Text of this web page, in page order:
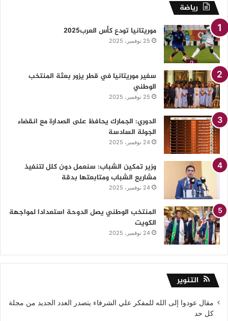
رياضة
موريتانيا تودع كأس العرب2025
25 نوفمبر، 2025
سفير موريتانيا في قطر يزور بعثة المنتخب
الوطني
25 نوفمبر، 2025
الدوري: الجمارك يحافظ على الصدارة مع انقضاء
الجولة السادسة
24 نوفمبر، 2025
وزير تمكين الشباب: سنعمل دون كلل لتنفيذ
مشاريع الشباب ومتابعتها بدقة
24 نوفمبر، 2025
المنتخب الوطني يصل الدوحة استعدادا لمواجهة
الكويت
24 نوفمبر، 2025
التنوير
مقال عودوا إلى الله للمفكر علي الشرفاء يتصدر العدد الجديد من مجلة
كل حد